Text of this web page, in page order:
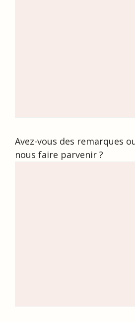
Avez-vous des remarques
nous faire parvenir ?